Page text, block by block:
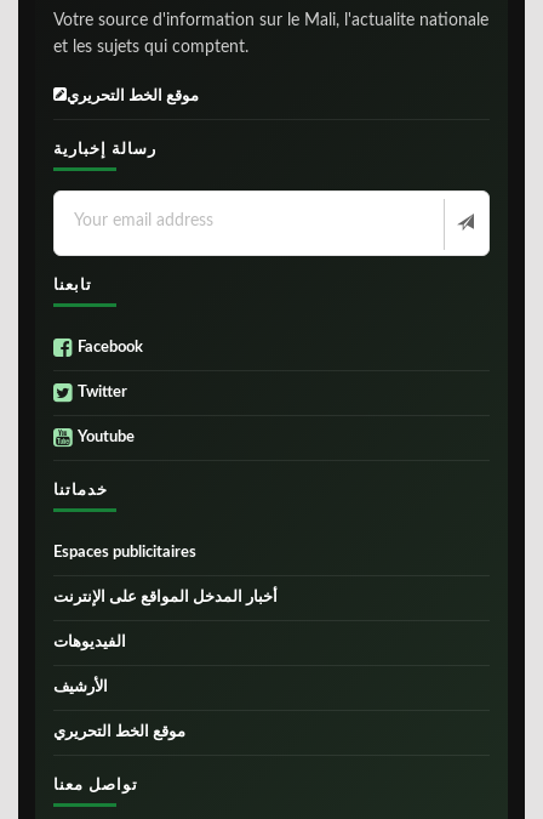
Votre source d'information sur le Mali, l'actualite nationale
et les sujets qui comptent.
موقع الخط التحريري
رسالة إخبارية
تابعنا
Facebook
Twitter
Youtube
خدماتنا
Espaces publicitaires
أخبار المدخل المواقع على الإنترنت
الفيديوهات
الأرشيف
موقع الخط التحريري
تواصل معنا